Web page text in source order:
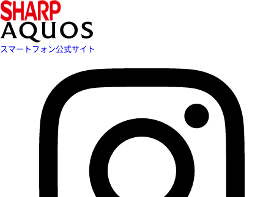
スマートフォン公式サイト